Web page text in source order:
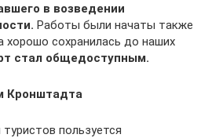
в возведении
Работы были начаты также
хорошо сохранилась до наших
стал общедоступным.
Кронштадта
пользуется